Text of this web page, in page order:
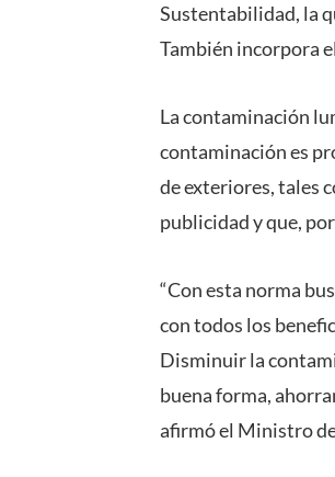
Sustentabilidad, la
También incorpora
La contaminación
contaminación es
de exteriores, tales
publicidad y que,
“Con esta norma
con todos los
Disminuir la
buena forma,
afirmó el Ministro